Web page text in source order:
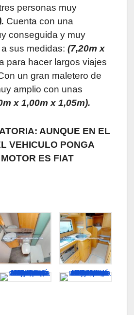
personas muy
). Cuenta con una
conseguida y muy
sus medidas: (7,20m x
para hacer largos viajes
un gran maletero de
amplio con unas
x 1,00m x 1,05m).
AUNQUE EN EL
VEHICULO PONGA
ES FIAT